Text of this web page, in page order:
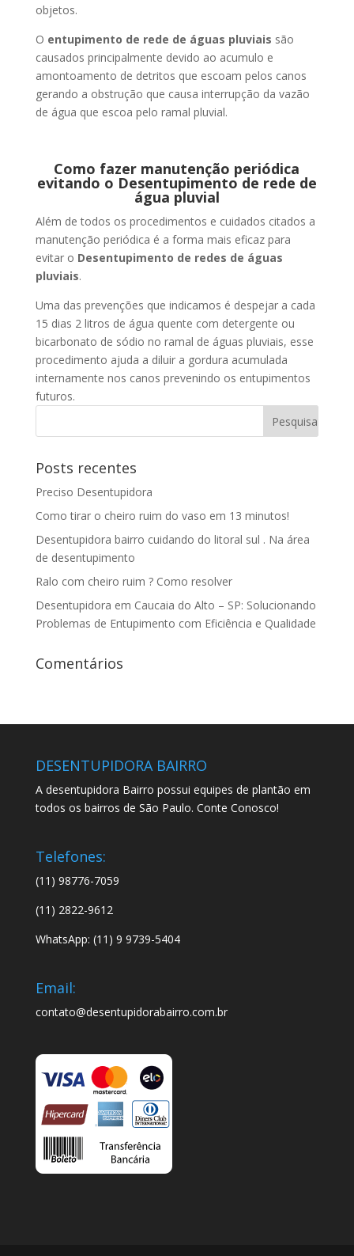
objetos.
O entupimento de rede de águas pluviais são
causados principalmente devido ao acumulo e
amontoamento de detritos que escoam pelos canos
gerando a obstrução que causa interrupção da vazão
de água que escoa pelo ramal pluvial.
Como fazer manutenção periódica
evitando o Desentupimento de rede de
água pluvial
Além de todos os procedimentos e cuidados citados a
manutenção periódica é a forma mais eficaz para
evitar o Desentupimento de redes de águas
pluviais.
Uma das prevenções que indicamos é despejar a cada
15 dias 2 litros de água quente com detergente ou
bicarbonato de sódio no ramal de águas pluviais, esse
procedimento ajuda a diluir a gordura acumulada
internamente nos canos prevenindo os entupimentos
futuros.
Posts recentes
Preciso Desentupidora
Como tirar o cheiro ruim do vaso em 13 minutos!
Desentupidora bairro cuidando do litoral sul . Na área
de desentupimento
Ralo com cheiro ruim ? Como resolver
Desentupidora em Caucaia do Alto – SP: Solucionando
Problemas de Entupimento com Eficiência e Qualidade
Comentários
DESENTUPIDORA BAIRRO
A desentupidora Bairro possui equipes de plantão em
todos os bairros de São Paulo. Conte Conosco!
Telefones:
(11) 98776-7059
(11) 2822-9612
WhatsApp: (11) 9 9739-5404
Email:
contato@desentupidorabairro.com.br